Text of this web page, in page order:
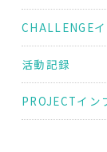
CHALLENGE
活動記録
PROJECTイン